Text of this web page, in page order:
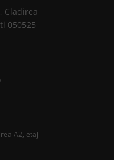
Cladirea
050525
A2, etaj